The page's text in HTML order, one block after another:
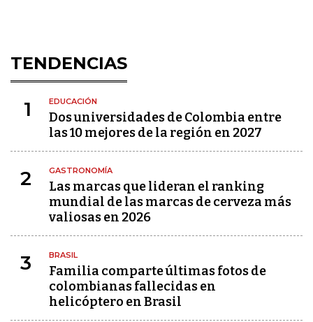
TENDENCIAS
1 EDUCACIÓN
Dos universidades de Colombia entre
las 10 mejores de la región en 2027
2 GASTRONOMÍA
Las marcas que lideran el ranking
mundial de las marcas de cerveza más
valiosas en 2026
3 BRASIL
Familia comparte últimas fotos de
colombianas fallecidas en
helicóptero en Brasil